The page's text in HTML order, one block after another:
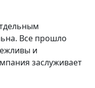
Все прошло
и
заслуживает